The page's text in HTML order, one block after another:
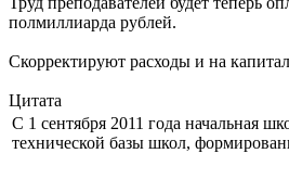
полмиллиарда рублей.
Скорректируют расходы и на
Цитата
С 1 сентября 2011 года начальная
технической базы школ,